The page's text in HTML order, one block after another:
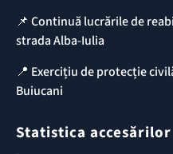
📌 Continuă lucrările de
strada Alba-Iulia
📍 Exercițiu de protecție
Buiucani
Statistica accesărilor